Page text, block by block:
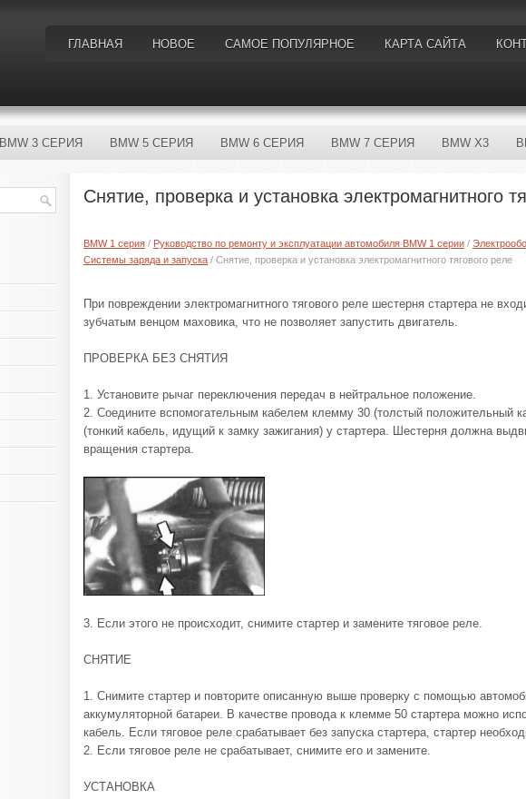
ГЛАВНАЯ НОВОЕ САМОЕ ПОПУЛЯРНОЕ КАРТА САЙТА
BMW 3 СЕРИЯ BMW 5 СЕРИЯ BMW 6 СЕРИЯ BMW 7 СЕРИЯ BMW X3
Снятие, проверка и установка электромагнитного
BMW 1 серия / Руководство по ремонту и эксплуатации автомобиля BMW 1 серии /
Системы заряда и запуска / Снятие, проверка и установка электромагнитного тягового реле
При повреждении электромагнитного тягового реле шестерня стартера не
зубчатым венцом маховика, что не позволяет запустить двигатель.
ПРОВЕРКА БЕЗ СНЯТИЯ
1. Установите рычаг переключения передач в нейтральное положение.
2. Соедините вспомогательным кабелем клемму 30 (толстый положительный
(тонкий кабель, идущий к замку зажигания) у стартера. Шестерня должна
вращения стартера.
3. Если этого не происходит, снимите стартер и замените тяговое реле.
СНЯТИЕ
1. Снимите стартер и повторите описанную выше проверку с помощью
аккумуляторной батареи. В качестве провода к клемме 50 стартера можно
кабель. Если тяговое реле срабатывает без запуска стартера, стартер
2. Если тяговое реле не срабатывает, снимите его и замените.
УСТАНОВКА